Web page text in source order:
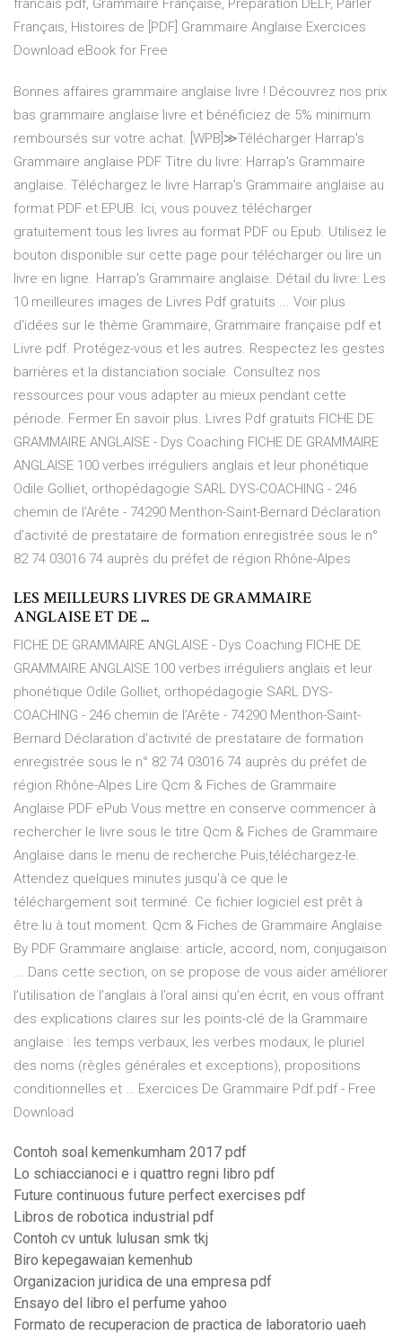
francais pdf, Grammaire Française, Préparation DELF, Parler
Français, Histoires de [PDF] Grammaire Anglaise Exercices
Download eBook for Free
Bonnes affaires grammaire anglaise livre ! Découvrez nos prix
bas grammaire anglaise livre et bénéficiez de 5% minimum
remboursés sur votre achat. [WPB]≫Télécharger Harrap's
Grammaire anglaise PDF Titre du livre: Harrap's Grammaire
anglaise. Téléchargez le livre Harrap's Grammaire anglaise au
format PDF et EPUB. Ici, vous pouvez télécharger
gratuitement tous les livres au format PDF ou Epub. Utilisez le
bouton disponible sur cette page pour télécharger ou lire un
livre en ligne. Harrap's Grammaire anglaise. Détail du livre: Les
10 meilleures images de Livres Pdf gratuits ... Voir plus
d'idées sur le thème Grammaire, Grammaire française pdf et
Livre pdf. Protégez-vous et les autres. Respectez les gestes
barrières et la distanciation sociale. Consultez nos
ressources pour vous adapter au mieux pendant cette
période. Fermer En savoir plus. Livres Pdf gratuits FICHE DE
GRAMMAIRE ANGLAISE - Dys Coaching FICHE DE GRAMMAIRE
ANGLAISE 100 verbes irréguliers anglais et leur phonétique
Odile Golliet, orthopédagogie SARL DYS-COACHING - 246
chemin de l’Arête - 74290 Menthon-Saint-Bernard Déclaration
d’activité de prestataire de formation enregistrée sous le n°
82 74 03016 74 auprès du préfet de région Rhône-Alpes
LES MEILLEURS LIVRES DE GRAMMAIRE
ANGLAISE ET DE ...
FICHE DE GRAMMAIRE ANGLAISE - Dys Coaching FICHE DE
GRAMMAIRE ANGLAISE 100 verbes irréguliers anglais et leur
phonétique Odile Golliet, orthopédagogie SARL DYS-
COACHING - 246 chemin de l’Arête - 74290 Menthon-Saint-
Bernard Déclaration d’activité de prestataire de formation
enregistrée sous le n° 82 74 03016 74 auprès du préfet de
région Rhône-Alpes Lire Qcm & Fiches de Grammaire
Anglaise PDF ePub Vous mettre en conserve commencer à
rechercher le livre sous le titre Qcm & Fiches de Grammaire
Anglaise dans le menu de recherche.Puis,téléchargez-le.
Attendez quelques minutes jusqu'à ce que le
téléchargement soit terminé. Ce fichier logiciel est prêt à
être lu à tout moment. Qcm & Fiches de Grammaire Anglaise
By PDF Grammaire anglaise: article, accord, nom, conjugaison
... Dans cette section, on se propose de vous aider améliorer
l’utilisation de l’anglais à l’oral ainsi qu’en écrit, en vous offrant
des explications claires sur les points-clé de la Grammaire
anglaise : les temps verbaux, les verbes modaux, le pluriel
des noms (règles générales et exceptions), propositions
conditionnelles et … Exercices De Grammaire Pdf.pdf - Free
Download
Contoh soal kemenkumham 2017 pdf
Lo schiaccianoci e i quattro regni libro pdf
Future continuous future perfect exercises pdf
Libros de robotica industrial pdf
Contoh cv untuk lulusan smk tkj
Biro kepegawaian kemenhub
Organizacion juridica de una empresa pdf
Ensayo del libro el perfume yahoo
Formato de recuperacion de practica de laboratorio uaeh